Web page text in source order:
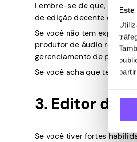
Este
Lembre-se de que, para
de edição decente e
Se você não tem
produtor de áudio requer
gerenciamento de projetos.
Se você acha que tem o
3. Editor de
Se você tiver fortes